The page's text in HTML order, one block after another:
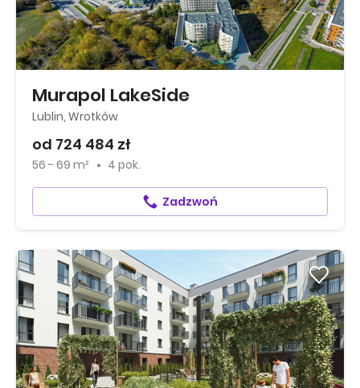
Murapol LakeSide
Lublin, Wrotków
od 724 484 zł
56 - 69 m² 4 pok.
Zadzwoń